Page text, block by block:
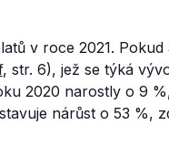
v roce 2021. Pokud
, str. 6), jež se týká
2020 narostly o 9
nárůst o 53 %,